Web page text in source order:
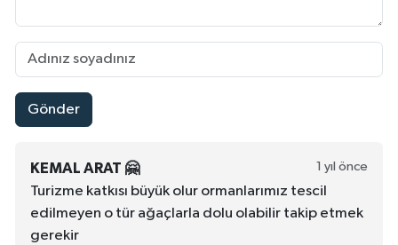
Gönder
KEMAL ARAT 🤗 1 yıl önce
Turizme katkısı büyük olur ormanlarımız tescil
edilmeyen o tür ağaçlarla dolu olabilir takip etmek
gerekir